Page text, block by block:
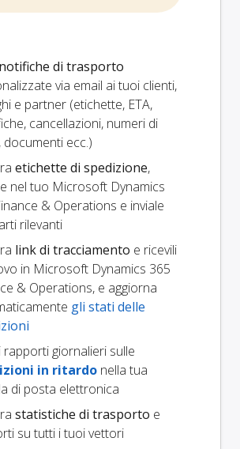
notifiche di trasporto
via email ai tuoi clienti,
e partner (etichette, ETA,
cancellazioni, numeri di
documenti ecc.)
etichette di spedizione,
nel tuo Microsoft Dynamics
& Operations e inviale
rilevanti
link di tracciamento e ricevili
in Microsoft Dynamics 365
& Operations, e aggiorna
gli stati delle
rapporti giornalieri sulle
in ritardo nella tua
di posta elettronica
statistiche di trasporto e
su tutti i tuoi vettori